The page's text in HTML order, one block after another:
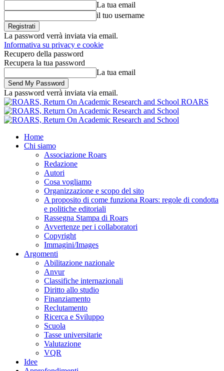
La tua email
il tuo username
La password verrà inviata via email.
Informativa su privacy e cookie
Recupero della password
Recupera la tua password
La tua email
La password verrà inviata via email.
ROARS
Home
Chi siamo
Associazione Roars
Redazione
Autori
Cosa vogliamo
Organizzazione e scopo del sito
A proposito di come funziona Roars: regole di condotta
e politiche editoriali
Rassegna Stampa di Roars
Avvertenze per i collaboratori
Copyright
Immagini/Images
Argomenti
Abilitazione nazionale
Anvur
Classifiche internazionali
Diritto allo studio
Finanziamento
Reclutamento
Ricerca e Sviluppo
Scuola
Tasse universitarie
Valutazione
VQR
Idee